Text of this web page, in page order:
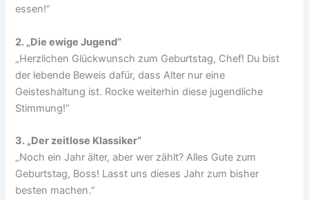
essen!“
2. „Die ewige Jugend“
„Herzlichen Glückwunsch zum Geburtstag, Chef! Du bist
der lebende Beweis dafür, dass Alter nur eine
Geisteshaltung ist. Rocke weiterhin diese jugendliche
Stimmung!“
3. „Der zeitlose Klassiker“
„Noch ein Jahr älter, aber wer zählt? Alles Gute zum
Geburtstag, Boss! Lasst uns dieses Jahr zum bisher
besten machen.“